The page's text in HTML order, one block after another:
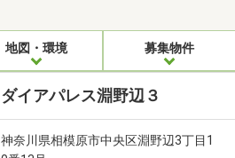
地図・環境 募集物件
ダイアパレス淵野辺３
神奈川県相模原市中央区淵野辺3丁目1